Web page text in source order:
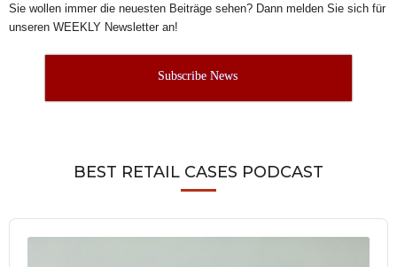
Sie wollen immer die neuesten Beiträge sehen? Dann melden Sie sich für
unseren WEEKLY Newsletter an!
Subscribe News
BEST RETAIL CASES PODCAST
Audio
Player